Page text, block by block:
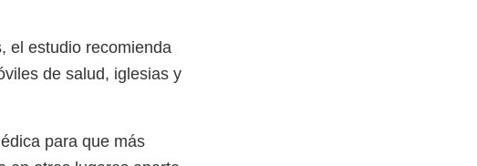
el estudio recomienda
de salud, iglesias y
para que más